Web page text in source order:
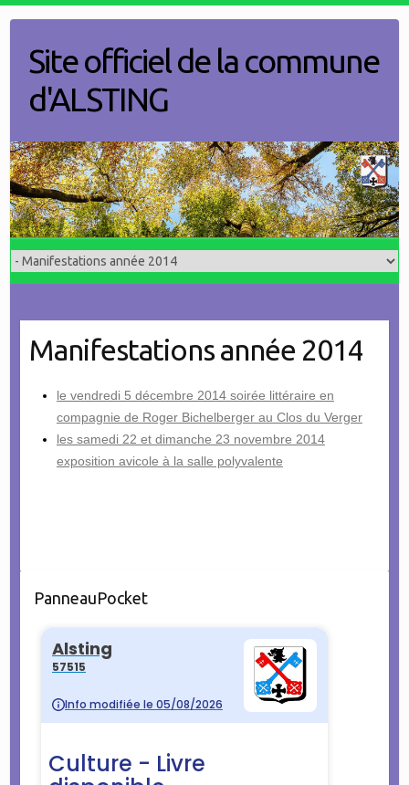
contentSite officiel de la commune
d'ALSTING
Manifestations année 2014
le vendredi 5 décembre 2014 soirée littéraire en
compagnie de Roger Bichelberger au Clos du Verger
les samedi 22 et dimanche 23 novembre 2014
exposition avicole à la salle polyvalente
PanneauPocket